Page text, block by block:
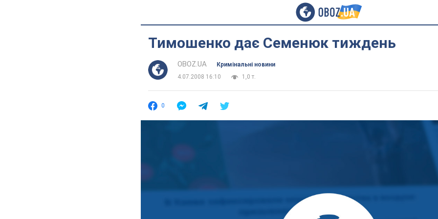
Тимошенко дає Семенюк тиждень
OBOZ.UA
Кримінальні новини
4.07.2008 16:10
1,0 т.
0